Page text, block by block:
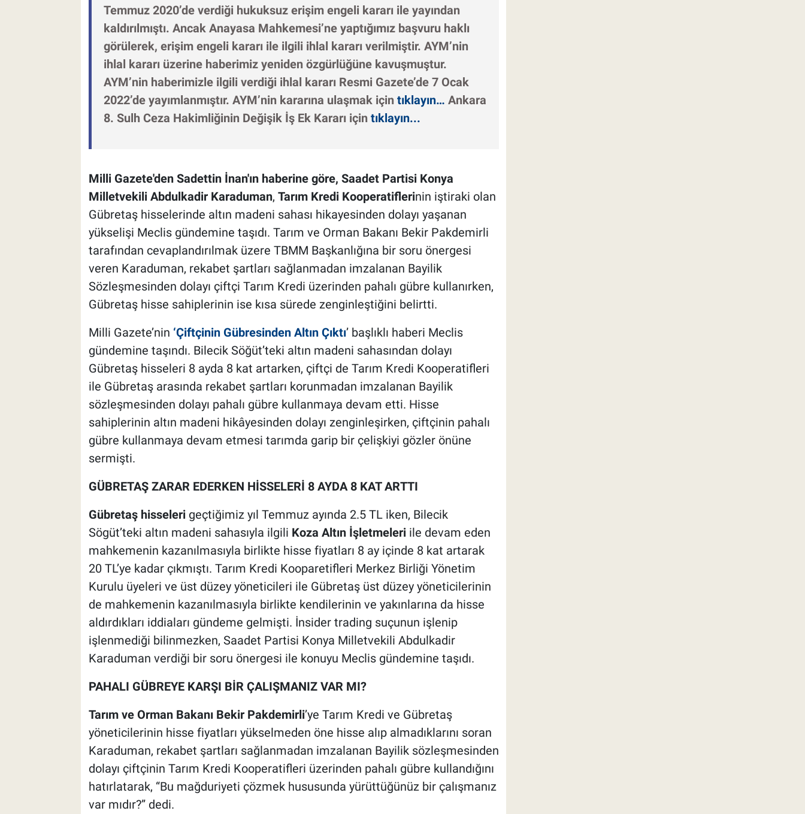
Temmuz 2020’de verdiği hukuksuz erişim engeli kararı ile yayından
kaldırılmıştı. Ancak Anayasa Mahkemesi’ne yaptığımız başvuru haklı
görülerek, erişim engeli kararı ile ilgili ihlal kararı verilmiştir. AYM’nin
ihlal kararı üzerine haberimiz yeniden özgürlüğüne kavuşmuştur.
AYM’nin haberimizle ilgili verdiği ihlal kararı Resmi Gazete’de 7 Ocak
2022’de yayımlanmıştır. AYM’nin kararına ulaşmak için tıklayın… Ankara
8. Sulh Ceza Hakimliğinin Değişik İş Ek Kararı için tıklayın...
Milli Gazete'den Sadettin İnan'ın haberine göre, Saadet Partisi Konya
Milletvekili Abdulkadir Karaduman, Tarım Kredi Kooperatiflerinin iştiraki olan
Gübretaş hisselerinde altın madeni sahası hikayesinden dolayı yaşanan
yükselişi Meclis gündemine taşıdı. Tarım ve Orman Bakanı Bekir Pakdemirli
tarafından cevaplandırılmak üzere TBMM Başkanlığına bir soru önergesi
veren Karaduman, rekabet şartları sağlanmadan imzalanan Bayilik
Sözleşmesinden dolayı çiftçi Tarım Kredi üzerinden pahalı gübre kullanırken,
Gübretaş hisse sahiplerinin ise kısa sürede zenginleştiğini belirtti.
Milli Gazete’nin ‘Çiftçinin Gübresinden Altın Çıktı’ başlıklı haberi Meclis
gündemine taşındı. Bilecik Söğüt’teki altın madeni sahasından dolayı
Gübretaş hisseleri 8 ayda 8 kat artarken, çiftçi de Tarım Kredi Kooperatifleri
ile Gübretaş arasında rekabet şartları korunmadan imzalanan Bayilik
sözleşmesinden dolayı pahalı gübre kullanmaya devam etti. Hisse
sahiplerinin altın madeni hikâyesinden dolayı zenginleşirken, çiftçinin pahalı
gübre kullanmaya devam etmesi tarımda garip bir çelişkiyi gözler önüne
sermişti.
GÜBRETAŞ ZARAR EDERKEN HİSSELERİ 8 AYDA 8 KAT ARTTI
Gübretaş hisseleri geçtiğimiz yıl Temmuz ayında 2.5 TL iken, Bilecik
Sögüt’teki altın madeni sahasıyla ilgili Koza Altın İşletmeleri ile devam eden
mahkemenin kazanılmasıyla birlikte hisse fiyatları 8 ay içinde 8 kat artarak
20 TL’ye kadar çıkmıştı. Tarım Kredi Kooparetifleri Merkez Birliği Yönetim
Kurulu üyeleri ve üst düzey yöneticileri ile Gübretaş üst düzey yöneticilerinin
de mahkemenin kazanılmasıyla birlikte kendilerinin ve yakınlarına da hisse
aldırdıkları iddiaları gündeme gelmişti. İnsider trading suçunun işlenip
işlenmediği bilinmezken, Saadet Partisi Konya Milletvekili Abdulkadir
Karaduman verdiği bir soru önergesi ile konuyu Meclis gündemine taşıdı.
PAHALI GÜBREYE KARŞI BİR ÇALIŞMANIZ VAR MI?
Tarım ve Orman Bakanı Bekir Pakdemirli’ye Tarım Kredi ve Gübretaş
yöneticilerinin hisse fiyatları yükselmeden öne hisse alıp almadıklarını soran
Karaduman, rekabet şartları sağlanmadan imzalanan Bayilik sözleşmesinden
dolayı çiftçinin Tarım Kredi Kooperatifleri üzerinden pahalı gübre kullandığını
hatırlatarak, “Bu mağduriyeti çözmek hususunda yürüttüğünüz bir çalışmanız
var mıdır?” dedi.